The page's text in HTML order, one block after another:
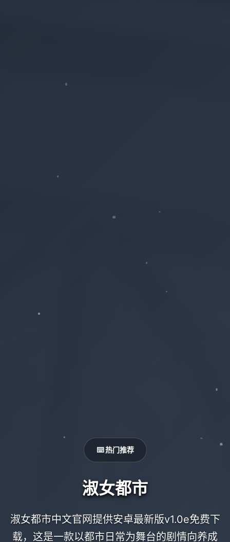
⌨️ 热门推荐
淑女都市
淑女都市中文官网提供安卓最新版v1.0e免费下
载，这是一款以都市日常为舞台的剧情向养成